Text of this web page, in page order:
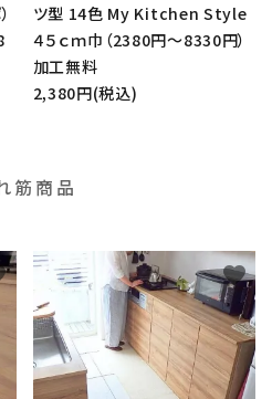
ツ型 14色 My Kitchen Style
４５ｃｍ巾（2380円～8330円）
加工無料
2,380円(税込)
筋商品
favorite